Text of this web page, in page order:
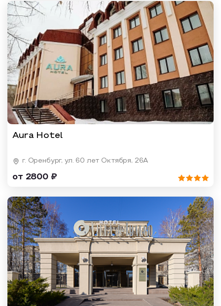
Aura Hotel
г. Оренбург, ул. 60 лет Октября, 26А
от 2800 ₽